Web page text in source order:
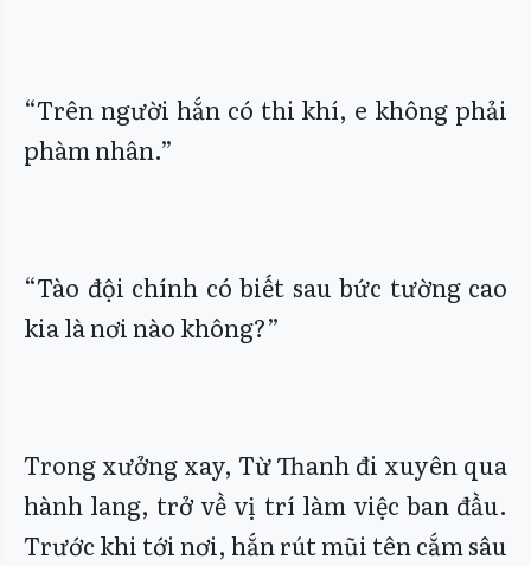
“Trên người hắn có thi khí, e không phải
phàm nhân.”
“Tào đội chính có biết sau bức tường cao
kia là nơi nào không?”
Trong xưởng xay, Từ Thanh đi xuyên qua
hành lang, trở về vị trí làm việc ban đầu.
Trước khi tới nơi, hắn rút mũi tên cắm sâu